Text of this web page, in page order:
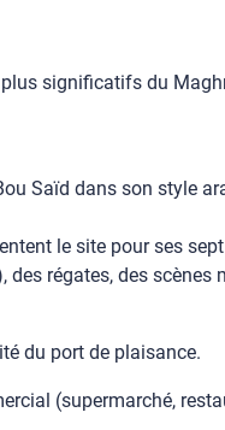
significatifs du
Saïd dans son style
le site pour ses
régates, des scènes
du port de plaisance.
(supermarché,